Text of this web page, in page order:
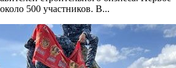
500 участников. В...